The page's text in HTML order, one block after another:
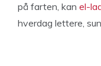
på farten, kan el-
hverdag lettere,